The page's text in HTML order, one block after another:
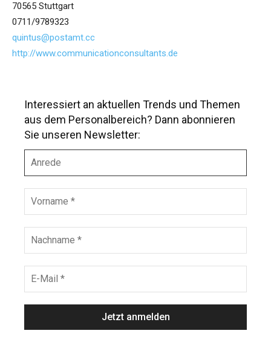
70565 Stuttgart
0711/9789323
quintus@postamt.cc
http://www.communicationconsultants.de
Interessiert an aktuellen Trends und Themen
aus dem Personalbereich? Dann abonnieren
Sie unseren Newsletter:
r
e
e
r
n
m
c
h
a
M
a
l